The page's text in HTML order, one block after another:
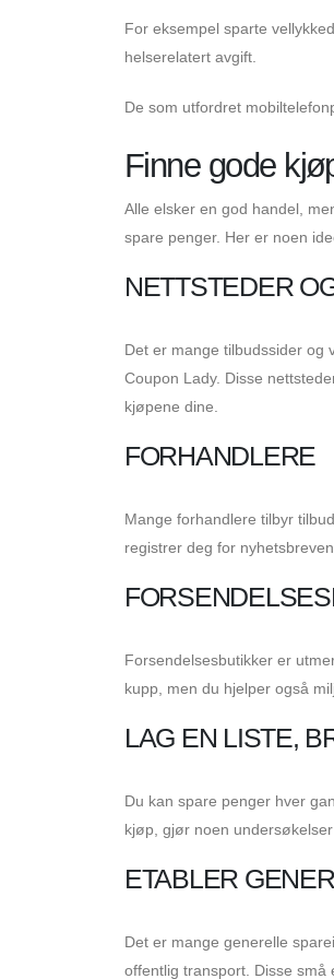
For eksempel sparte
helserelatert avgift.
De som utfordret
Finne gode
Alle elsker en god handel,
spare penger. Her er noen
NETTSTEDER
Det er mange tilbudssider og
Coupon Lady. Disse
kjøpene dine.
FORHANDLERE
Mange forhandlere tilbyr
registrer deg for
Forsendelsesbutikker er
kupp, men du hjelper også
LAG EN LISTE,
Du kan spare penger hver
kjøp, gjør noen
ETABLER
Det er mange generelle
offentlig transport. Disse små